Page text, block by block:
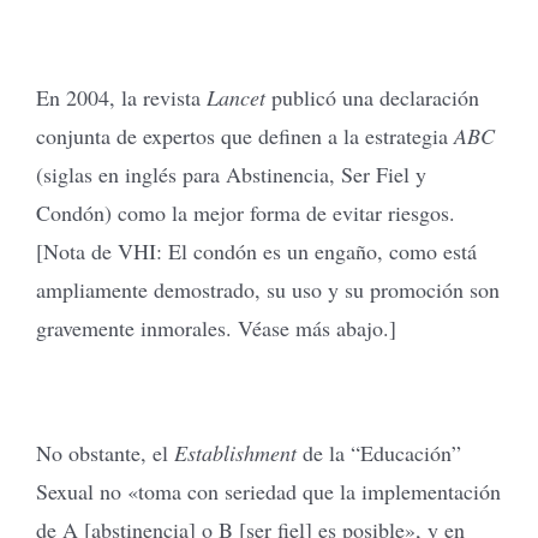
En 2004, la revista Lancetpublicó una declaración
conjunta de expertos que definen a la estrategia ABC
(siglas en inglés para Abstinencia, Ser Fiel y
Condón) como la mejor forma de evitar riesgos.
[Nota de VHI: El condón es un engaño, como está
ampliamente demostrado, su uso y su promoción son
gravemente inmorales. Véase más abajo.]
No obstante, el Establishmentde la “Educación”
Sexual no «toma con seriedad que la implementación
de A [abstinencia] o B [ser fiel] es posible», y en